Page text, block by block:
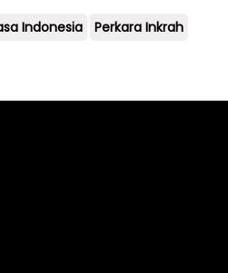
Indonesia Perkara Inkrah